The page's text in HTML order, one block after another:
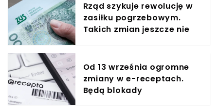
Rząd szykuje rewolucję w
zasiłku pogrzebowym.
Takich zmian jeszcze nie
Od 13 września ogromne
zmiany w e-receptach.
Będą blokady